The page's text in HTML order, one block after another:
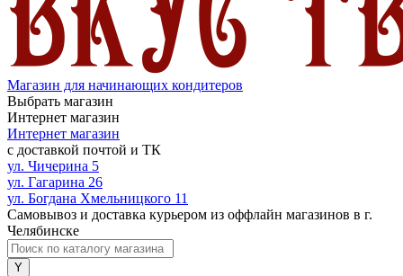
Магазин для начинающих кондитеров
Выбрать магазин
Интернет магазин
Интернет магазин
с доставкой почтой и ТК
ул. Чичерина 5
ул. Гагарина 26
ул. Богдана Хмельницкого 11
Самовывоз и доставка курьером из оффлайн магазинов в г.
Челябинске